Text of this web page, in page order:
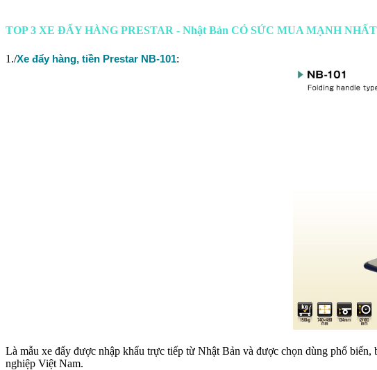
TOP 3 XE ĐẨY HÀNG PRESTAR - Nhật Bản CÓ SỨC MUA MẠNH
1./Xe đẩy hàng, tiền Prestar NB-101:
Là mẫu xe đẩy được nhập khẩu trực tiếp từ Nhật Bản và được chọn dùng phổ
nghiệp Việt Nam.